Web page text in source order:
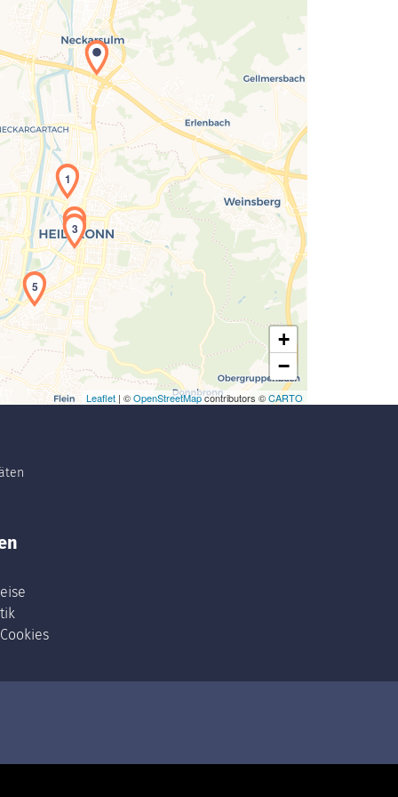
Laden der Karte...
1
2
3
5
+
−
Leaflet | ©OpenStreetMapcontributors ©CARTO